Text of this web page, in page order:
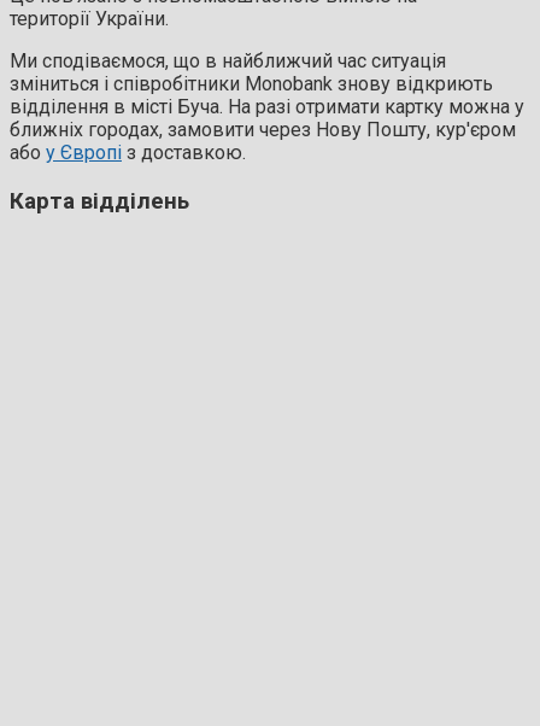
території України.
Ми сподіваємося, що в найближчий час ситуація
зміниться і співробітники Monobank знову відкриють
відділення в місті Буча. На разі отримати картку можна у
ближніх городах, замовити через Нову Пошту, кур'єром
або у Європі з доставкою.
Карта відділень